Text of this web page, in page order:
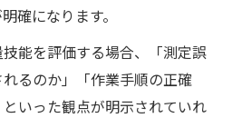
確になります。
能を評価する場合、「測定誤
るのか」「作業手順の正確
いった観点が明示されていれ